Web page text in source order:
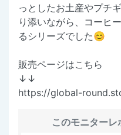
っとしたお土産やプチ
り添いながら、コーヒ
るシリーズでした😊
販売ページはこちら
↓↓
https://global-
このモニター